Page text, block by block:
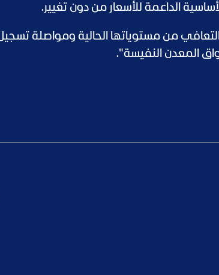
الداعمة للأسعار من دون تغيير.
من مستوياتها الحالية ومواصلة
المعدن النفيسة".